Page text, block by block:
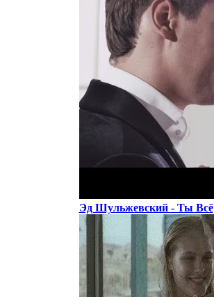
Эд Шульжевский - Ты Всё